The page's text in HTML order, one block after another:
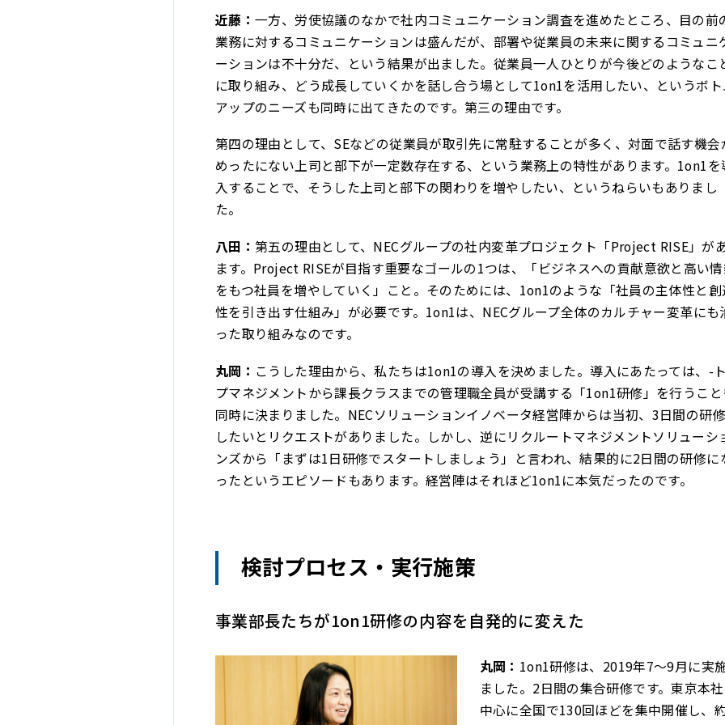
近藤：一方、労使協議のなかで社内コミュニケーション調査を進めたところ、目の前
業務に対するコミュニケーションは盛んだが、部署や従業員の未来に関するコミュニ
ーションは不十分だ、という結果が出ました。従業員一人ひとりが今後どのようなこ
に取り組み、どう成長していくかを話し合う場として1on1を活用したい、というボト
アップのニーズも同時に出てきたのです。第三の理由です。
第四の理由として、SEなどの従業員が取引先に常駐することが多く、対面で話す機会
めったにない上司と部下が一定数存在する、という業務上の特性があります。1on1を
入することで、そうした上司と部下の関わりを増やしたい、というねらいもありまし
た。
八田：第五の理由として、NECグループの社内変革プロジェクト「Project RISE」が
ます。Project RISEが目指す重要なゴールの1つは、「ビジネスへの貢献意欲と高い
をもつ社員を増やしていく」こと。そのためには、1on1のような「社員の主体性と創
性を引き出す仕組み」が必要です。1on1は、NECグループ全体のカルチャー変革にも
った取り組みなのです。
丸岡： こうした理由から、私たちは1on1の導入を決めました。導入にあたっては、-
プマネジメントから課長クラスまでの管理職全員が受講する「1on1研修」を行うこと
同時に決まりました。NECソリューションイノベータ経営陣からは当初、3日間の研
したいとリクエストがありました。しかし、逆にリクルートマネジメントソリューシ
ンズから「まずは1日研修でスタートしましょう」と言われ、結果的に2日間の研修に
ったというエピソードもあります。経営陣はそれほど1on1に本気だったのです。
検討プロセス・実行施策
事業部長たちが1on1研修の内容を自発的に変えた
丸岡： 1on1研修は、2019年7～9月に実
ました。2日間の集合研修です。東京本
中心に全国で130回ほどを集中開催し、